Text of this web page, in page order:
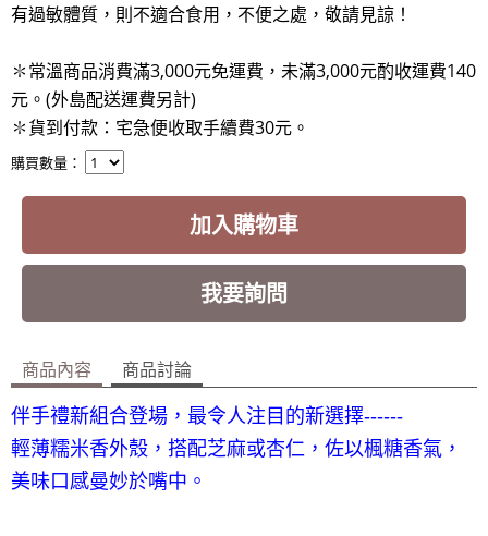
有過敏體質，則不適合食用，不便之處，敬請見諒！
✽常溫商品消費滿3,000元免運費，未滿3,000元酌收運費140
元。(外島配送運費另計)
✽貨到付款：宅急便收取手續費30元 。
購買數量：
加入購物車
我要詢問
商品內容 商品討論
伴手禮新組合登場，最令人注目的新選擇‑‑‑‑‑‑
輕薄糯米香外殼，搭配芝麻或杏仁，佐以楓糖香氣，
美味口感曼妙於嘴中。